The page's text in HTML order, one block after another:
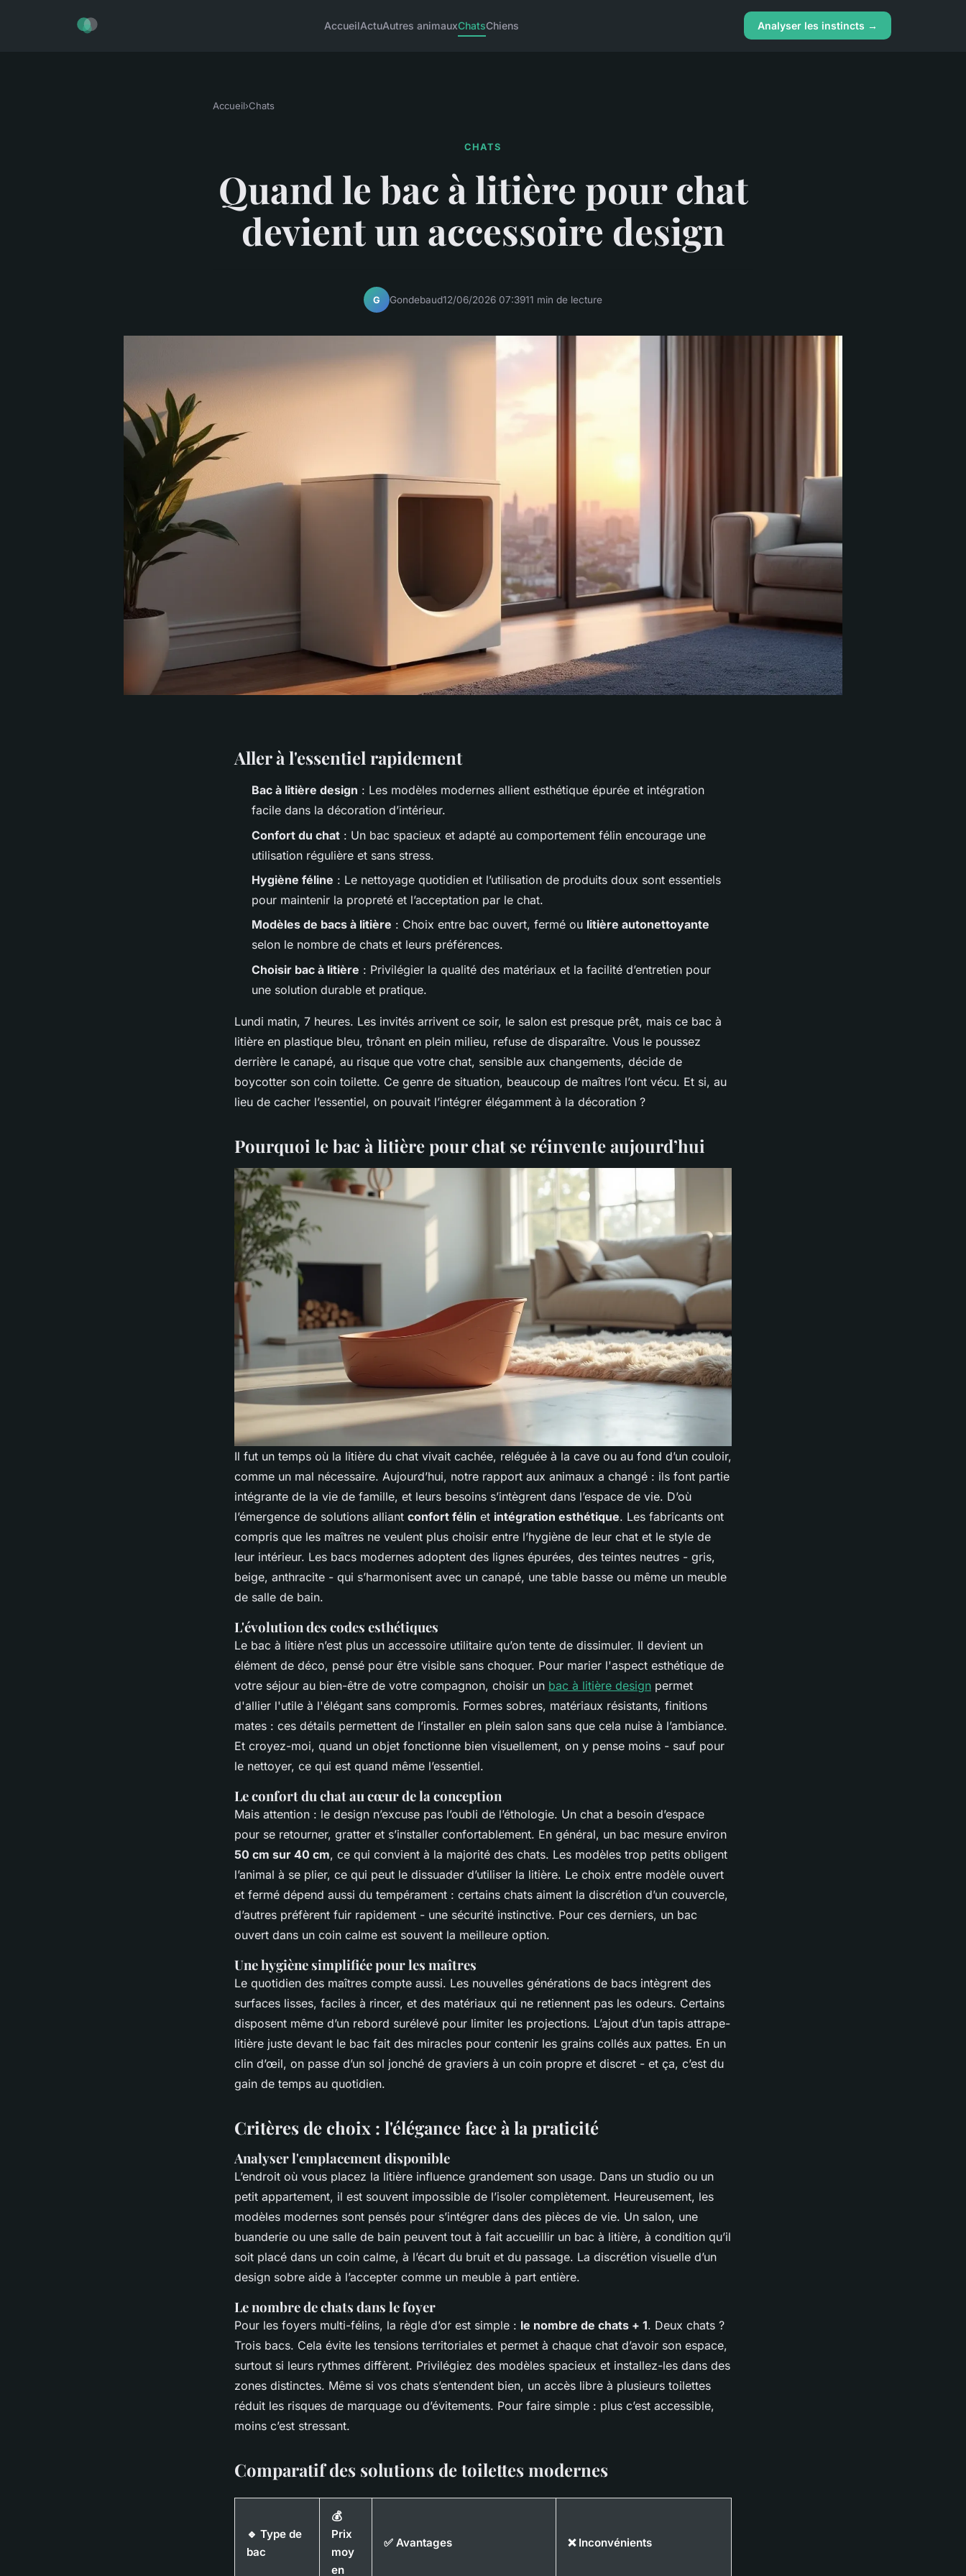
AccueilActuAutres animauxChatsChiens Analyser les instincts →
Accueil›Chats
CHATS
Quand le bac à litière pour chat
devient un accessoire design
G Gondebaud12/06/2026 07:3911 min de lecture
Aller à l'essentiel rapidement
Bac à litière design : Les modèles modernes allient esthétique épurée et intégration
facile dans la décoration d’intérieur.
Confort du chat : Un bac spacieux et adapté au comportement félin encourage une
utilisation régulière et sans stress.
Hygiène féline : Le nettoyage quotidien et l’utilisation de produits doux sont essentiels
pour maintenir la propreté et l’acceptation par le chat.
Modèles de bacs à litière : Choix entre bac ouvert, fermé ou litière autonettoyante
selon le nombre de chats et leurs préférences.
Choisir bac à litière : Privilégier la qualité des matériaux et la facilité d’entretien pour
une solution durable et pratique.
Lundi matin, 7 heures. Les invités arrivent ce soir, le salon est presque prêt, mais ce bac à
litière en plastique bleu, trônant en plein milieu, refuse de disparaître. Vous le poussez
derrière le canapé, au risque que votre chat, sensible aux changements, décide de
boycotter son coin toilette. Ce genre de situation, beaucoup de maîtres l’ont vécu. Et si, au
lieu de cacher l’essentiel, on pouvait l’intégrer élégamment à la décoration ?
Pourquoi le bac à litière pour chat se réinvente aujourd’hui
Il fut un temps où la litière du chat vivait cachée, reléguée à la cave ou au fond d’un couloir,
comme un mal nécessaire. Aujourd’hui, notre rapport aux animaux a changé : ils font partie
intégrante de la vie de famille, et leurs besoins s’intègrent dans l’espace de vie. D’où
l’émergence de solutions alliant confort félin et intégration esthétique. Les fabricants ont
compris que les maîtres ne veulent plus choisir entre l’hygiène de leur chat et le style de
leur intérieur. Les bacs modernes adoptent des lignes épurées, des teintes neutres - gris,
beige, anthracite - qui s’harmonisent avec un canapé, une table basse ou même un meuble
de salle de bain.
L'évolution des codes esthétiques
Le bac à litière n’est plus un accessoire utilitaire qu’on tente de dissimuler. Il devient un
élément de déco, pensé pour être visible sans choquer. Pour marier l'aspect esthétique de
votre séjour au bien-être de votre compagnon, choisir un bac à litière design permet
d'allier l'utile à l'élégant sans compromis. Formes sobres, matériaux résistants, finitions
mates : ces détails permettent de l’installer en plein salon sans que cela nuise à l’ambiance.
Et croyez-moi, quand un objet fonctionne bien visuellement, on y pense moins - sauf pour
le nettoyer, ce qui est quand même l’essentiel.
Le confort du chat au cœur de la conception
Mais attention : le design n’excuse pas l’oubli de l’éthologie. Un chat a besoin d’espace
pour se retourner, gratter et s’installer confortablement. En général, un bac mesure environ
50 cm sur 40 cm, ce qui convient à la majorité des chats. Les modèles trop petits obligent
l’animal à se plier, ce qui peut le dissuader d’utiliser la litière. Le choix entre modèle ouvert
et fermé dépend aussi du tempérament : certains chats aiment la discrétion d’un couvercle,
d’autres préfèrent fuir rapidement - une sécurité instinctive. Pour ces derniers, un bac
ouvert dans un coin calme est souvent la meilleure option.
Une hygiène simplifiée pour les maîtres
Le quotidien des maîtres compte aussi. Les nouvelles générations de bacs intègrent des
surfaces lisses, faciles à rincer, et des matériaux qui ne retiennent pas les odeurs. Certains
disposent même d’un rebord surélevé pour limiter les projections. L’ajout d’un tapis attrape-
litière juste devant le bac fait des miracles pour contenir les grains collés aux pattes. En un
clin d’œil, on passe d’un sol jonché de graviers à un coin propre et discret - et ça, c’est du
gain de temps au quotidien.
Critères de choix : l'élégance face à la praticité
Analyser l'emplacement disponible
L’endroit où vous placez la litière influence grandement son usage. Dans un studio ou un
petit appartement, il est souvent impossible de l’isoler complètement. Heureusement, les
modèles modernes sont pensés pour s’intégrer dans des pièces de vie. Un salon, une
buanderie ou une salle de bain peuvent tout à fait accueillir un bac à litière, à condition qu’il
soit placé dans un coin calme, à l’écart du bruit et du passage. La discrétion visuelle d’un
design sobre aide à l’accepter comme un meuble à part entière.
Le nombre de chats dans le foyer
Pour les foyers multi-félins, la règle d’or est simple : le nombre de chats + 1. Deux chats ?
Trois bacs. Cela évite les tensions territoriales et permet à chaque chat d’avoir son espace,
surtout si leurs rythmes diffèrent. Privilégiez des modèles spacieux et installez-les dans des
zones distinctes. Même si vos chats s’entendent bien, un accès libre à plusieurs toilettes
réduit les risques de marquage ou d’évitements. Pour faire simple : plus c’est accessible,
moins c’est stressant.
Comparatif des solutions de toilettes modernes
🔹 Type de
bac
💰
Prix
moy
en
✅ Avantages ❌ Inconvénients